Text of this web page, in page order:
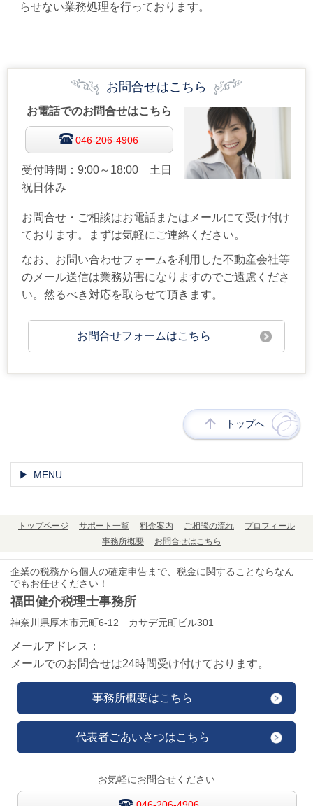
らせない業務処理を行っております。
お問合せはこちら
お電話でのお問合せはこちら
046-206-4906
受付時間：9:00～18:00 土日
祝日休み
お問合せ・ご相談はお電話またはメールにて受け付け
ております。まずは気軽にご連絡ください。
なお、お問い合わせフォームを利用した不動産会社等
のメール送信は業務妨害になりますのでご遠慮くださ
い。然るべき対応を取らせて頂きます。
お問合せフォームはこちら
トップへ
MENU
トップページ サポート一覧 料金案内 ご相談の流れ
プロフィール
事務所概要
お問合せはこちら
企業の税務から個人の確定申告まで、税金に関することならなん
でもお任せください！
福田健介税理士事務所
神奈川県厚木市元町6-12 カサデ元町ビル301
メールアドレス：
メールでのお問合せは24時間受け付けております。
事務所概要はこちら
代表者ごあいさつはこちら
お気軽にお問合せください